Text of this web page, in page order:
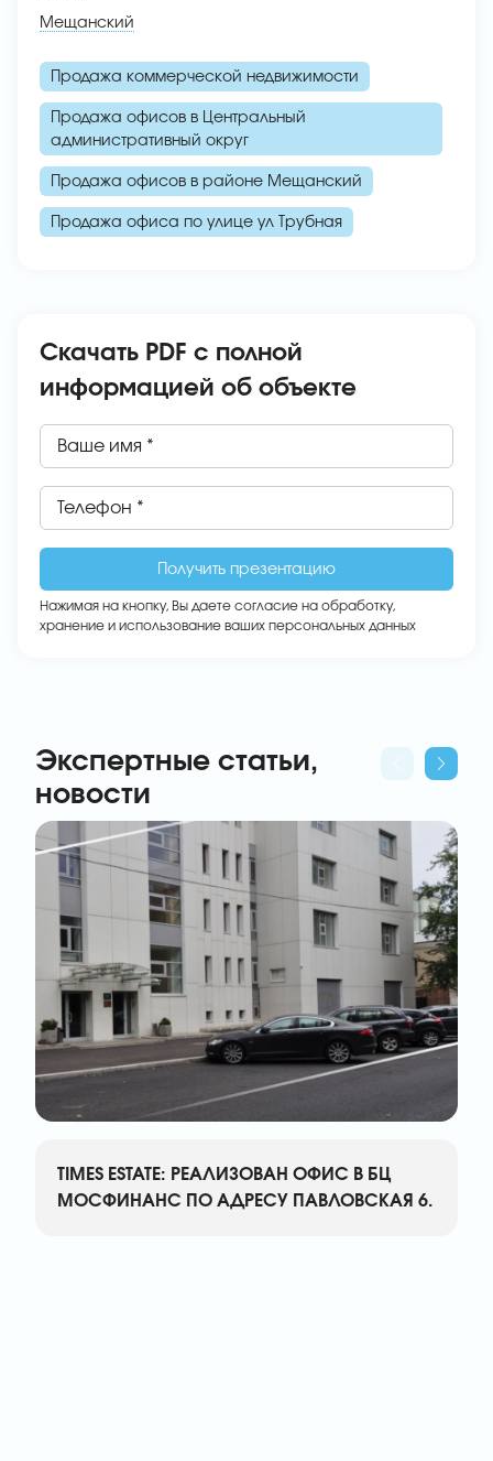
Мещанский
Продажа коммерческой недвижимости
Продажа офисов в Центральный
административный округ
Продажа офисов в районе Мещанский
Продажа офиса по улице ул Трубная
Скачать PDF с полной
информацией об объекте
Ваше имя *
Телефон *
Нажимая на кнопку, Вы даете согласие на обработку,
хранение и использование ваших персональных данных
Экспертные статьи,
новости
TIMES ESTATE: РЕАЛИЗОВАН ОФИС В БЦ
МОСФИНАНС ПО АДРЕСУ ПАВЛОВСКАЯ 6.